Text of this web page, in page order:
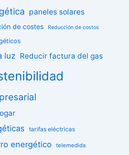
paneles solares
de costes Reducción de costos
luz Reducir factura del gas
tarifas eléctricas
energético telemedida